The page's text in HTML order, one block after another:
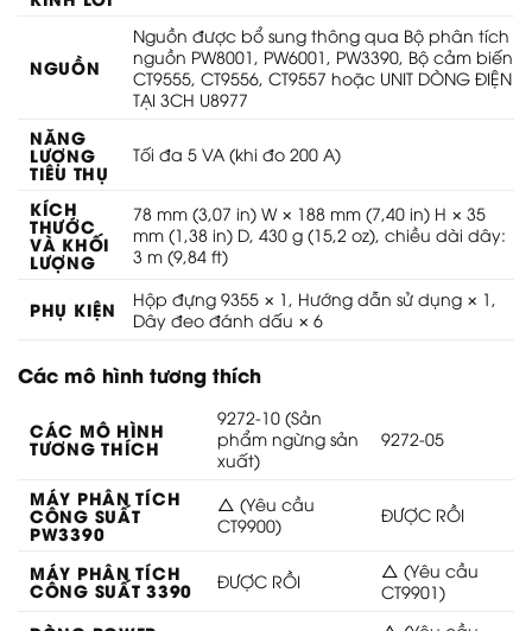
NGUỒN
Nguồn được bổ sung thông qua Bộ phân tích
nguồn PW8001, PW6001, PW3390, Bộ cảm biến
CT9555, CT9556, CT9557 hoặc UNIT DÒNG ĐIỆN
TẠI 3CH U8977
NĂNG
LƯỢNG
TIÊU THỤ
Tối đa 5 VA (khi đo 200 A)
KÍCH
THƯỚC
VÀ KHỐI
LƯỢNG
78 mm (3,07 in) W × 188 mm (7,40 in) H × 35
mm (1,38 in) D, 430 g (15,2 oz), chiều dài dây:
3 m (9,84 ft)
PHỤ KIỆN
Hộp đựng 9355 × 1, Hướng dẫn sử dụng × 1,
Dây đeo đánh dấu × 6
Các mô hình tương thích
CÁC MÔ HÌNH
TƯƠNG THÍCH
9272-10 (Sản
phẩm ngừng sản
xuất)
9272-05
MÁY PHÂN TÍCH
CÔNG SUẤT
PW3390
△ (Yêu cầu
CT9900)
ĐƯỢC RỒI
MÁY PHÂN TÍCH
CÔNG SUẤT 3390 ĐƯỢC RỒI
△ (Yêu cầu
CT9901)